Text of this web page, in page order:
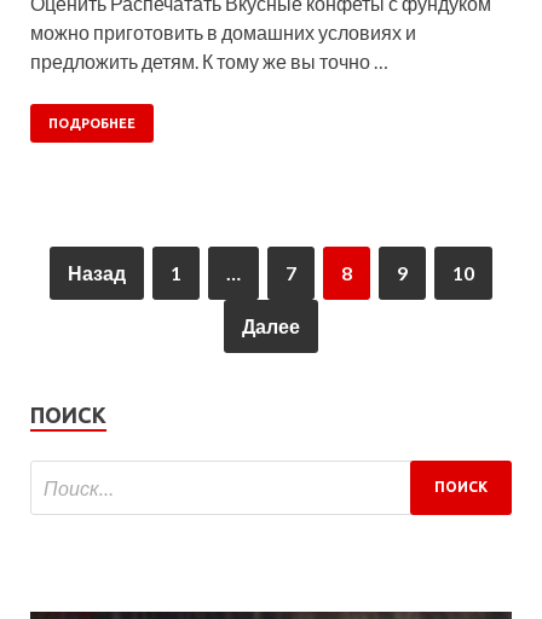
можно приготовить в домашних условиях и
предложить детям. К тому же вы точно …
ПОДРОБНЕЕ
Назад 1 7 8 9 10
Далее
ПОИСК